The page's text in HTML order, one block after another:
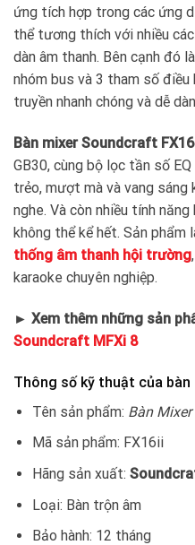
ứng tích hợp trong các ứng
thể tương thích với nhiều
dàn âm thanh. Bên cạnh đó
nhóm bus và 3 tham số
truyền nhanh chóng và dễ
Bàn mixer Soundcraft
GB30, cùng bộ lọc tần số
trẻo, mượt mà và vang
nghe. Và còn nhiều tính
không thể kể hết. Sản phẩm
thống âm thanh hội trường
karaoke chuyên nghiệp.
► Xem thêm những sản
Soundcraft MFXi 8
Thông số kỹ thuật của
Tên sản phẩm: Bàn
Mã sản phẩm: FX16ii
Hãng sản xuất:
Loại: Bàn trộn âm
Bảo hành: 12 tháng